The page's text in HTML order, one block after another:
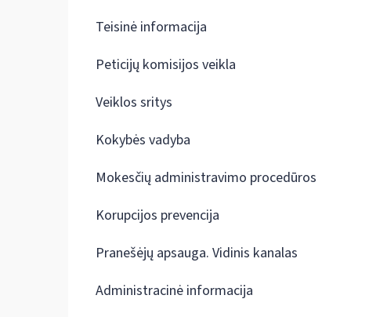
Teisinė informacija
Peticijų komisijos veikla
Veiklos sritys
Kokybės vadyba
Mokesčių administravimo procedūros
Korupcijos prevencija
Pranešėjų apsauga. Vidinis kanalas
Administracinė informacija